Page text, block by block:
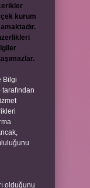
kurum
Bilgi
olduğunu